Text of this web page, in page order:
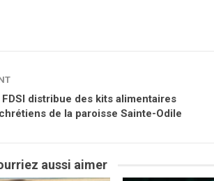
FDSI distribue des kits alimentaires
de la paroisse Sainte-Odile
aussi aimer